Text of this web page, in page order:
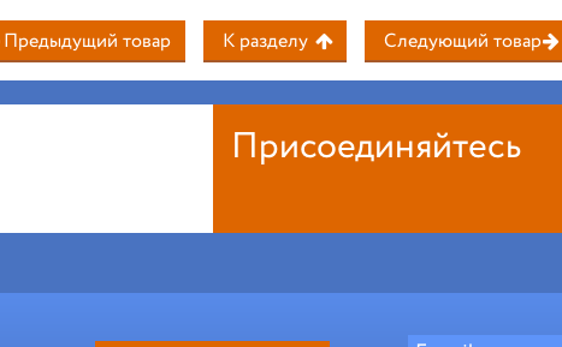
Предыдущий товар К разделу Следующий товар
Присоединяйтесь